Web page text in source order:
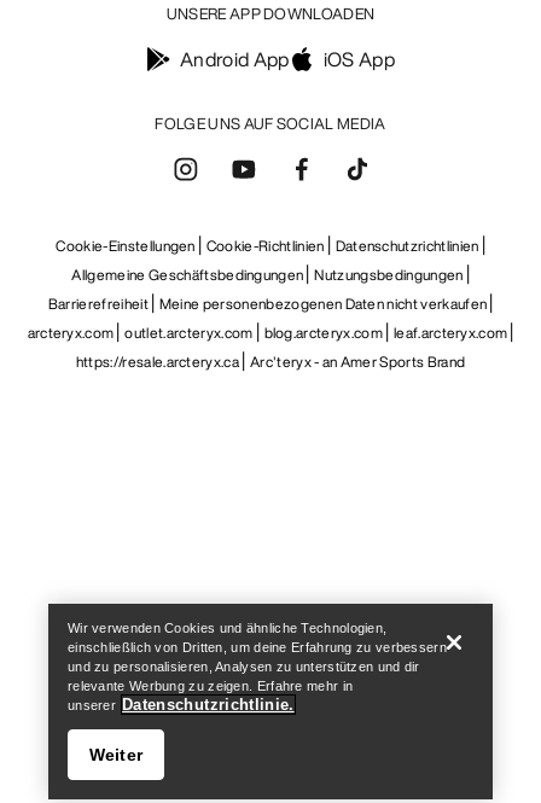
FOLGE UNS AUF SOCIAL MEDIA
UNSERE APP DOWNLOADEN
Android App iOS App
Cookie-Einstellungen Cookie-Richtlinien Datenschutzrichtlinien
Allgemeine Geschäftsbedingungen Nutzungsbedingungen
Barrierefreiheit Meine personenbezogenen Daten nicht verkaufen
arcteryx.com outlet.arcteryx.com blog.arcteryx.com leaf.arcteryx.com
https://resale.arcteryx.ca Arc'teryx - an Amer Sports Brand
Wir verwenden Cookies und ähnliche Technologien,
einschließlich von Dritten, um deine Erfahrung zu verbessern
und zu personalisieren, Analysen zu unterstützen und dir
relevante Werbung zu zeigen. Erfahre mehr in
unserer Datenschutzrichtlinie.
Weiter